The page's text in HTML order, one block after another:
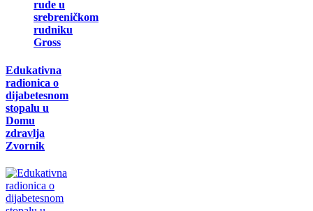
rude u
srebreničkom
rudniku
Gross
Edukativna
radionica o
dijabetesnom
stopalu u
Domu
zdravlja
Zvornik